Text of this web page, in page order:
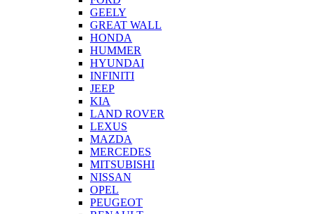
GEELY
GREAT WALL
HONDA
HUMMER
HYUNDAI
INFINITI
JEEP
KIA
LAND ROVER
LEXUS
MAZDA
MERCEDES
MITSUBISHI
NISSAN
OPEL
PEUGEOT